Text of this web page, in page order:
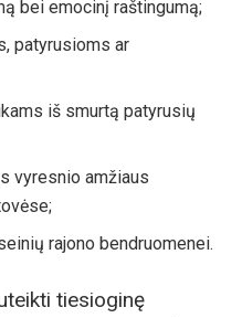
bei emocinį raštingumą;
patyrusioms ar
iš smurtą patyrusių
vyresnio amžiaus
rajono bendruomenei.
tiesioginę